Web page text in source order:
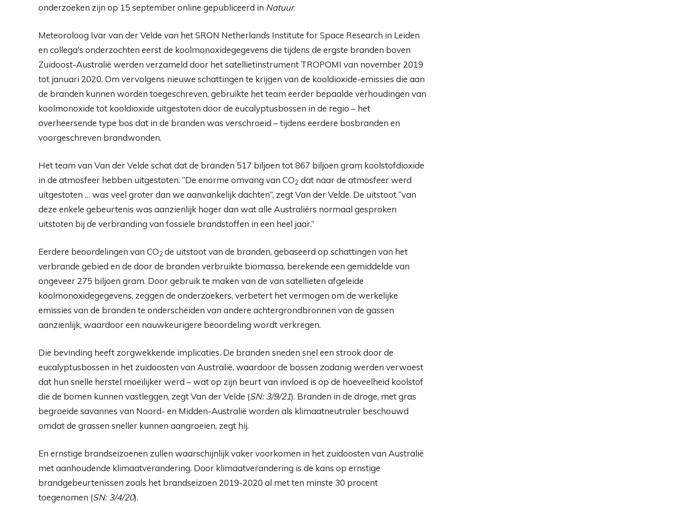
onderzoeken zijn op 15 september online gepubliceerd in Natuur.
Meteoroloog Ivar van der Velde van het SRON Netherlands Institute for Space Research in Leiden
en collega’s onderzochten eerst de koolmonoxidegegevens die tijdens de ergste branden boven
Zuidoost-Australië werden verzameld door het satellietinstrument TROPOMI van november 2019
tot januari 2020. Om vervolgens nieuwe schattingen te krijgen van de kooldioxide-emissies die aan
de branden kunnen worden toegeschreven, gebruikte het team eerder bepaalde verhoudingen van
koolmonoxide tot kooldioxide uitgestoten door de eucalyptusbossen in de regio – het
overheersende type bos dat in de branden was verschroeid – tijdens eerdere bosbranden en
voorgeschreven brandwonden.
Het team van Van der Velde schat dat de branden 517 biljoen tot 867 biljoen gram koolstofdioxide
in de atmosfeer hebben uitgestoten. “De enorme omvang van CO2 dat naar de atmosfeer werd
uitgestoten … was veel groter dan we aanvankelijk dachten”, zegt Van der Velde. De uitstoot “van
deze enkele gebeurtenis was aanzienlijk hoger dan wat alle Australiërs normaal gesproken
uitstoten bij de verbranding van fossiele brandstoffen in een heel jaar.”
Eerdere beoordelingen van CO2de uitstoot van de branden, gebaseerd op schattingen van het
verbrande gebied en de door de branden verbruikte biomassa, berekende een gemiddelde van
ongeveer 275 biljoen gram. Door gebruik te maken van de van satellieten afgeleide
koolmonoxidegegevens, zeggen de onderzoekers, verbetert het vermogen om de werkelijke
emissies van de branden te onderscheiden van andere achtergrondbronnen van de gassen
aanzienlijk, waardoor een nauwkeurigere beoordeling wordt verkregen.
Die bevinding heeft zorgwekkende implicaties. De branden sneden snel een strook door de
eucalyptusbossen in het zuidoosten van Australië, waardoor de bossen zodanig werden verwoest
dat hun snelle herstel moeilijker werd – wat op zijn beurt van invloed is op de hoeveelheid koolstof
die de bomen kunnen vastleggen, zegt Van der Velde (SN: 3/9/21). Branden in de droge, met gras
begroeide savannes van Noord- en Midden-Australië worden als klimaatneutraler beschouwd
omdat de grassen sneller kunnen aangroeien, zegt hij.
En ernstige brandseizoenen zullen waarschijnlijk vaker voorkomen in het zuidoosten van Australië
met aanhoudende klimaatverandering. Door klimaatverandering is de kans op ernstige
brandgebeurtenissen zoals het brandseizoen 2019-2020 al met ten minste 30 procent
toegenomen (SN: 3/4/20).